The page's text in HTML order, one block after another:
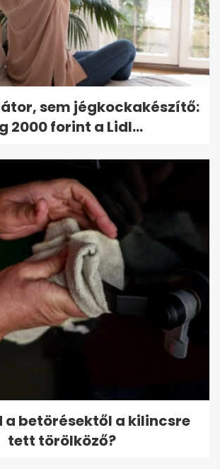
sem jégkockakészítő:
2000 forint a Lidl...
a betörésektől a kilincsre
tett törölköző?